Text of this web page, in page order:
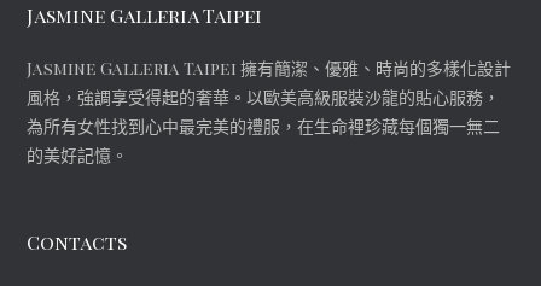
Jasmine Galleria Taipei
Jasmine Galleria Taipei 擁有簡潔、優雅、時尚的多樣化設計
風格，強調享受得起的奢華。以歐美高級服裝沙龍的貼心服務，
為所有女性找到心中最完美的禮服，在生命裡珍藏每個獨一無二
的美好記憶。
Contacts